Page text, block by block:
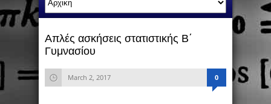
Απλές ασκήσεις στατιστικής Β΄
Γυμνασίου
March 2, 2017 0